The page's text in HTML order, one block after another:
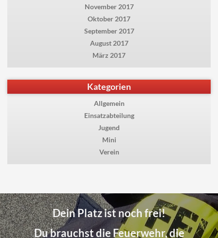
November 2017
Oktober 2017
September 2017
August 2017
März 2017
Kategorien
Allgemein
Einsatzabteilung
Jugend
Mini
Verein
Dein Platz ist noch frei!
Du brauchst die Feuerwehr, die